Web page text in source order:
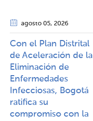
agosto 05, 2026
Con el Plan Distrital
de Aceleración de la
Eliminación de
Enfermedades
Infecciosas, Bogotá
ratifica su
compromiso con la